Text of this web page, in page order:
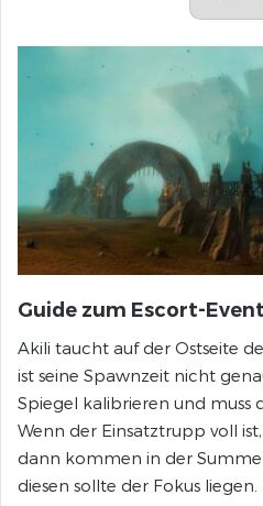
Guide zum Escort-
Akili taucht auf der Ostseite
ist seine Spawnzeit nicht
Spiegel kalibrieren und muss
Wenn der Einsatztrupp voll
dann kommen in der Summe
diesen sollte der Fokus liegen.